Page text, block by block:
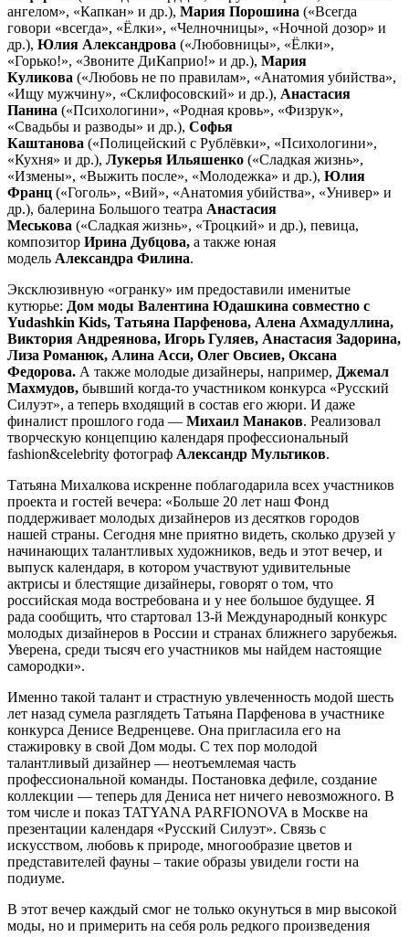
ангелом», «Капкан» и др.), Мария Порошина («Всегда
говори «всегда», «Ёлки», «Челночницы», «Ночной дозор» и
др.), Юлия Александрова («Любовницы», «Ёлки»,
«Горько!», «Звоните ДиКаприо!» и др.), Мария
Куликова («Любовь не по правилам», «Анатомия убийства»,
«Ищу мужчину», «Склифосовский» и др.), Анастасия
Панина («Психологини», «Родная кровь», «Физрук»,
«Свадьбы и разводы» и др.), Софья
Каштанова («Полицейский с Рублёвки», «Психологини»,
«Кухня» и др.), Лукерья Ильяшенко («Сладкая жизнь»,
«Измены», «Выжить после», «Молодежка» и др.), Юлия
Франц («Гоголь», «Вий», «Анатомия убийства», «Универ» и
др.), балерина Большого театра Анастасия
Меськова («Сладкая жизнь», «Троцкий» и др.), певица,
композитор Ирина Дубцова, а также юная
модель Александра Филина.
Эксклюзивную «огранку» им предоставили именитые
кутюрье: Дом моды Валентина Юдашкина совместно с
Yudashkin Kids, Татьяна Парфенова, Алена Ахмадуллина,
Виктория Андреянова, Игорь Гуляев, Анастасия Задорина,
Лиза Романюк, Алина Асси, Олег Овсиев, Оксана
Федорова. А также молодые дизайнеры, например, Джемал
Махмудов, бывший когда-то участником конкурса «Русский
Силуэт», а теперь входящий в состав его жюри. И даже
финалист прошлого года — Михаил Манаков. Реализовал
творческую концепцию календаря профессиональный
fashion&celebrity фотограф Александр Мультиков.
Татьяна Михалкова искренне поблагодарила всех участников
проекта и гостей вечера: «Больше 20 лет наш Фонд
поддерживает молодых дизайнеров из десятков городов
нашей страны. Сегодня мне приятно видеть, сколько друзей у
начинающих талантливых художников, ведь и этот вечер, и
выпуск календаря, в котором участвуют удивительные
актрисы и блестящие дизайнеры, говорят о том, что
российская мода востребована и у нее большое будущее. Я
рада сообщить, что стартовал 13-й Международный конкурс
молодых дизайнеров в России и странах ближнего зарубежья.
Уверена, среди тысяч его участников мы найдем настоящие
самородки».
Именно такой талант и страстную увлеченность модой шесть
лет назад сумела разглядеть Татьяна Парфенова в участнике
конкурса Денисе Ведренцеве. Она пригласила его на
стажировку в свой Дом моды. С тех пор молодой
талантливый дизайнер — неотъемлемая часть
профессиональной команды. Постановка дефиле, создание
коллекции — теперь для Дениса нет ничего невозможного. В
том числе и показ TATYANA PARFIONOVA в Москве на
презентации календаря «Русский Силуэт». Связь с
искусством, любовь к природе, многообразие цветов и
представителей фауны – такие образы увидели гости на
подиуме.
В этот вечер каждый смог не только окунуться в мир высокой
моды, но и примерить на себя роль редкого произведения